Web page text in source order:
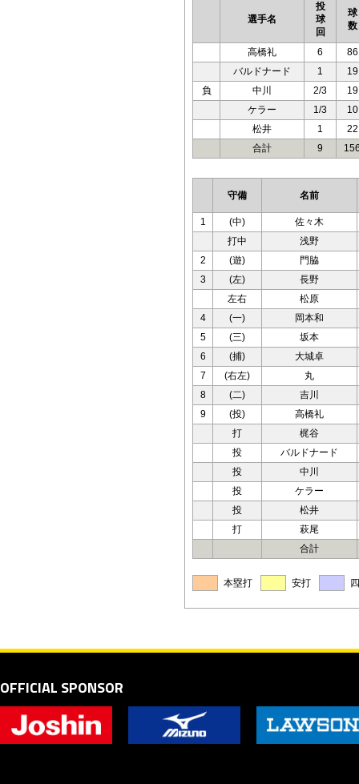
選手名
投
球
回
球
数
高橋礼 6
86
バルドナード
1
19
負
中川 2/3
19
ケラー
1/3
10
松井
1
22
合計
9
守備 名前
1 (中)
佐々木
打中
浅野
2
(遊)
門脇
3
(左)
長野
左右
松原
4
(一)
岡本和
5
(三)
坂本
6
(捕)
大城卓
7
(右左)
丸
8
(二)
吉川
9
(投)
高橋礼
打
梶谷
投
バルドナード
投
中川
投
ケラー
投
松井
打
萩尾
合計
本塁打 安打
OFFICIAL SPONSOR